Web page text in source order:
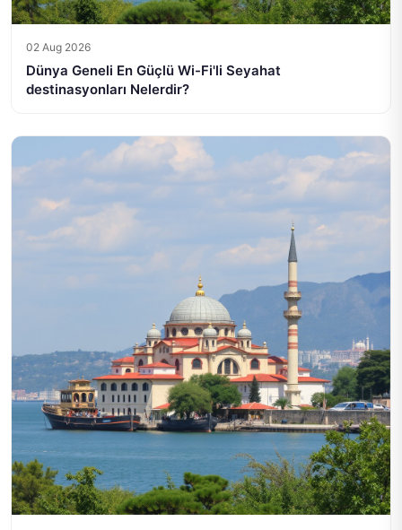
02 Aug 2026
Dünya Geneli En Güçlü Wi-Fi'li Seyahat
destinasyonları Nelerdir?